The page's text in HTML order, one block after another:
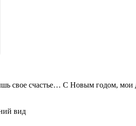
свое счастье… С Новым годом, мои
вид